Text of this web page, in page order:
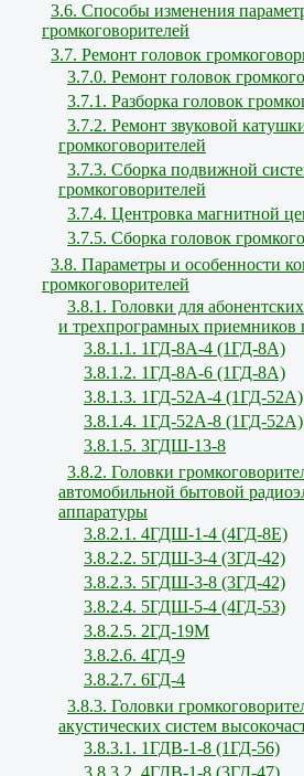
3.6. Способы изменения
громкоговорителей
3.7. Ремонт головок
3.7.0. Ремонт головок
3.7.1. Разборка головок
3.7.2. Ремонт звуковой
громкоговорителей
3.7.3. Сборка подвижной
громкоговорителей
3.7.4. Центровка магнитной
3.7.5. Сборка головок
3.8. Параметры и особенности
громкоговорителей
3.8.1. Головки для
и трехпрограмных приемников
3.8.1.1. 1ГД-8А-4 (1ГД-8А)
3.8.1.2. 1ГД-8А-6 (1ГД-8А)
3.8.1.3. 1ГД-52А-4 (1ГД-52А)
3.8.1.4. 1ГД-52А-8 (1ГД-52А)
3.8.1.5. 3ГДШ-13-8
3.8.2. Головки
автомобильной бытовой
аппаратуры
3.8.2.1. 4ГДШ-1-4 (4ГД-8Е)
3.8.2.2. 5ГДШ-3-4 (3ГД-42)
3.8.2.3. 5ГДШ-3-8 (3ГД-42)
3.8.2.4. 5ГДШ-5-4 (4ГД-53)
3.8.2.5. 2ГД-19М
3.8.2.6. 4ГД-9
3.8.2.7. 6ГД-4
3.8.3. Головки
акустических систем
3.8.3.1. 1ГДВ-1-8 (1ГД-56)